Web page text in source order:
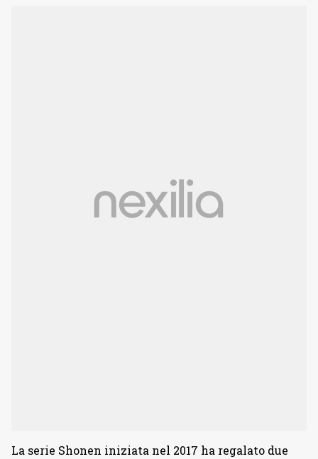
La serie Shonen iniziata nel 2017 ha regalato due